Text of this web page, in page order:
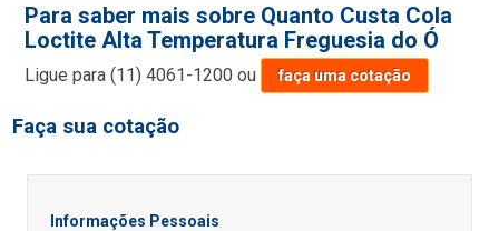
Para saber mais sobre Quanto Custa Cola
Loctite Alta Temperatura Freguesia do Ó
Ligue para(11) 4061-1200 ou faça uma cotação
Faça sua cotação
Informações Pessoais